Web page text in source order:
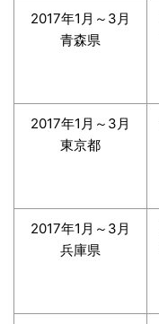
2017年1月～3月
青森県
2017年1月～3月
東京都
2017年1月～3月
兵庫県